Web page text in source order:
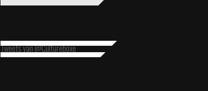
Tweets van @Cultureboxe